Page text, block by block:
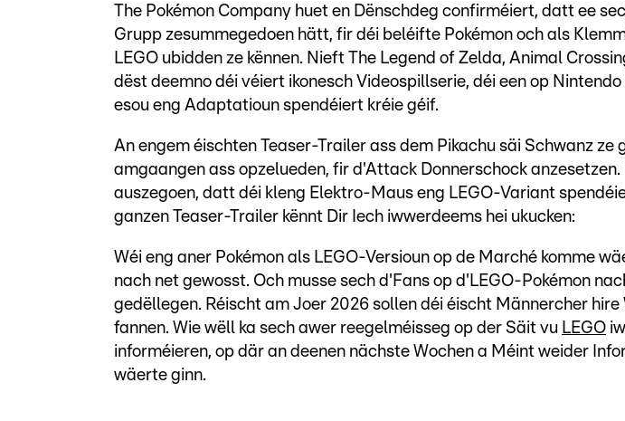
The Pokémon Company huet en Dënschdeg confirméiert, datt ee
Grupp zesummegedoen hätt, fir déi beléifte Pokémon och als
LEGO ubidden ze kënnen. Nieft The Legend of Zelda, Animal
dëst deemno déi véiert ikonesch Videospillserie, déi een op
esou eng Adaptatioun spendéiert kréie géif.
An engem éischten Teaser-Trailer ass dem Pikachu säi Schwanz ze
amgaangen ass opzelueden, fir d'Attack Donnerschock anzesetzen.
auszegoen, datt déi kleng Elektro-Maus eng LEGO-Variant
ganzen Teaser-Trailer kënnt Dir Iech iwwerdeems hei ukucken:
Wéi eng aner Pokémon als LEGO-Versioun op de Marché komme
nach net gewosst. Och musse sech d'Fans op d'LEGO-Pokémon
gedëllegen. Réischt am Joer 2026 sollen déi éischt Männercher hire
fannen. Wie wëll ka sech awer reegelméisseg op der Säit vu LEGO
informéieren, op där an deenen nächste Wochen a Méint weider
wäerte ginn.